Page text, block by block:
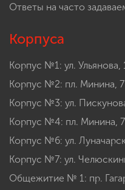
Ответы на часто
Корпуса
Корпус №1: ул. Ульянова,
Корпус №2: пл. Минина, 7
Корпус №3: ул.
Корпус №4: пл. Минина,
Корпус №6: ул.
Корпус №7: ул.
Общежитие № 1: пр.